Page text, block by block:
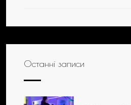
Останні записи